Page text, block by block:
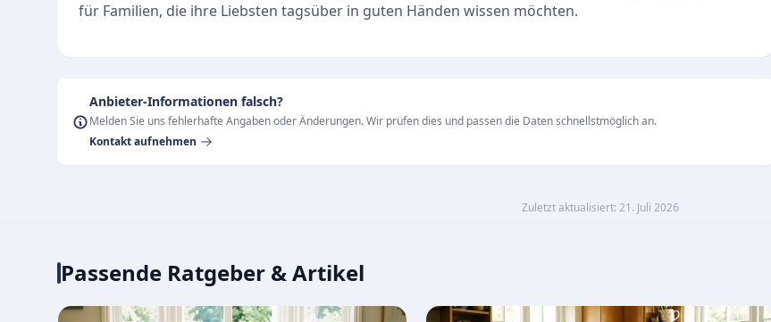
für Familien, die ihre Liebsten tagsüber in guten Händen wissen möchten.
Anbieter-Informationen falsch?
Melden Sie uns fehlerhafte Angaben oder Änderungen. Wir prüfen dies und passen die Daten schnellstmöglich an.
Kontakt aufnehmen
Zuletzt aktualisiert: 21. Juli 2026
Passende Ratgeber & Artikel